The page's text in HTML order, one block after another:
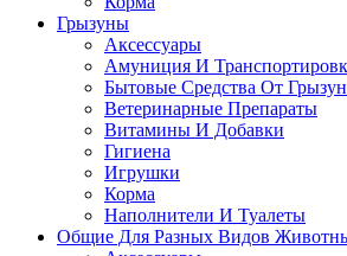
Грызуны
Аксессуары
Амуниция И
Бытовые Средства От
Ветеринарные Препараты
Витамины И Добавки
Гигиена
Игрушки
Корма
Наполнители И Туалеты
Общие Для Разных Видов